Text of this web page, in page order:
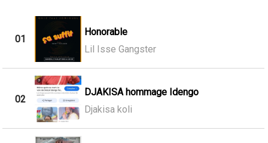
01
Honorable
Lil Isse Gangster
02
DJAKISA hommage Idengo
Djakisa koli